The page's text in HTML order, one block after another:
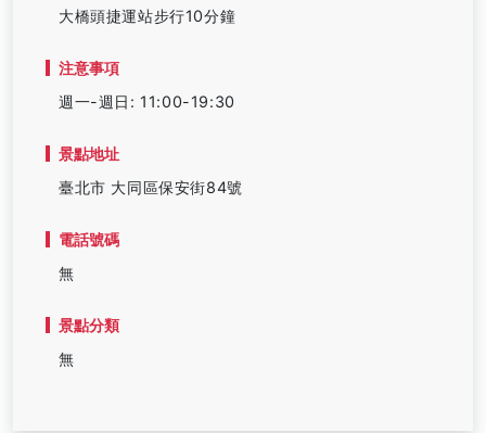
大橋頭捷運站步行10分鐘
注意事項
週一-週日: 11:00-19:30
景點地址
臺北市 大同區保安街84號
電話號碼
無
景點分類
無